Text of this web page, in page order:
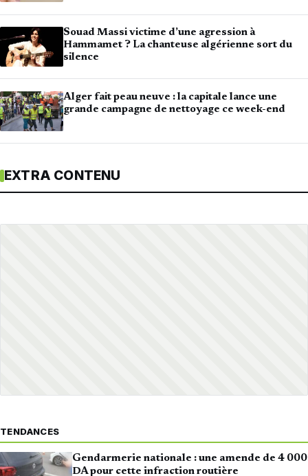
Souad Massi victime d’une agression à
Hammamet ? La chanteuse algérienne sort du
silence
Alger fait peau neuve : la capitale lance une
grande campagne de nettoyage ce week-end
EXTRA CONTENU
TENDANCES
Gendarmerie nationale : une amende de 4 000
DA pour cette infraction routière